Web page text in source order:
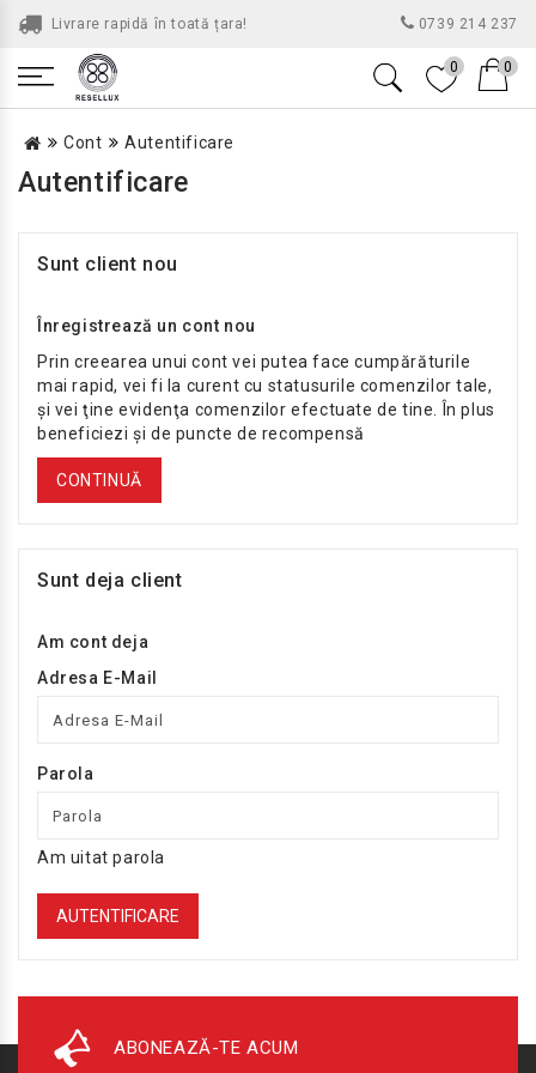
Livrare rapidă în toată țara! 0739 214 237
0 0
Cont Autentificare
Autentificare
Sunt client nou
Înregistrează un cont nou
Prin creearea unui cont vei putea face cumpărăturile
mai rapid, vei fi la curent cu statusurile comenzilor tale,
şi vei ţine evidenţa comenzilor efectuate de tine. În plus
beneficiezi şi de puncte de recompensă
CONTINUĂ
Sunt deja client
Am cont deja
Adresa E-Mail
Parola
Am uitat parola
ABONEAZĂ-TE ACUM